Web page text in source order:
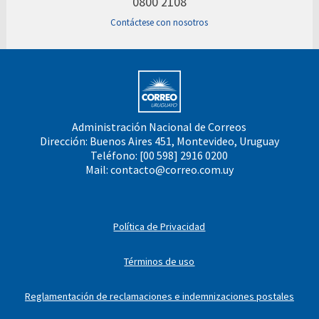
Contáctese con nosotros
Administración Nacional de Correos
Dirección: Buenos Aires 451, Montevideo, Uruguay
Teléfono: [00 598] 2916 0200
Mail: contacto@correo.com.uy
Política de Privacidad
Términos de uso
Reglamentación de reclamaciones e indemnizaciones postales